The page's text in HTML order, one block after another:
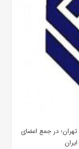
در جمع اعضای